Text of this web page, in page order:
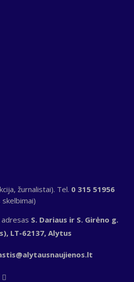
žurnalistai). Tel. 0 315 51956
S. Dariaus ir S. Girėno g.
LT-62137, Alytus